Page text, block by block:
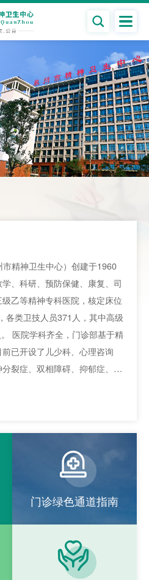

精神卫生中心）创建于1960
、科研、预防保健、康复、司
乙等精神专科医院，核定床位
各类卫技人员371人，其中高级
医院学科齐全，门诊部基于精
已开设了儿少科、心理咨询
分裂症、双相障碍、抑郁症、焦
门诊等15个亚专科门诊和心身
者需求。同时拥有康复科、儿
科非药物治疗中心、精神科血
，年门诊量超12万人次。医院
询中心，开通12356全国统一
小时在线“心服务”。医院住院
临床心理科、睡眠医学科、心
成瘾行为治疗科、强制医疗和
心理科获批省级临床重点专科。
床重点专科。

门诊绿色通道指南
